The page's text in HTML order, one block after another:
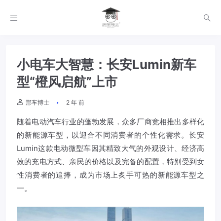
小电车大智慧：长安Lumin新车
型“橙风启航”上市
邢车博士 2 年 前
随着电动汽车行业的蓬勃发展，众多厂商竞相推出多样化
的新能源车型，以迎合不同消费者的个性化需求。长安
Lumin这款电动微型车因其精致大气的外观设计、经济高
效的充电方式、亲民的价格以及完备的配置，特别受到女
性消费者的追捧，成为市场上炙手可热的新能源车型之
一。